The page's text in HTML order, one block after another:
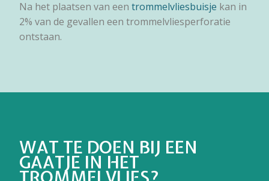
Na het plaatsen van een trommelvliesbuisje kan in
2% van de gevallen een trommelvliesperforatie
ontstaan.
WAT TE DOEN BIJ EEN
GAATJE IN HET